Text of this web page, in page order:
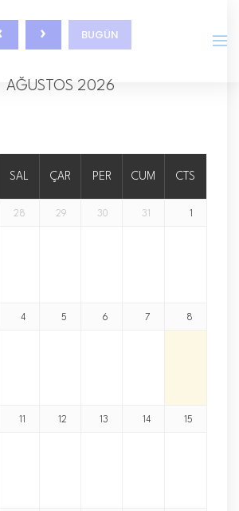
BUGÜN
AĞUSTOS 2026
SAL ÇAR PER CUM CTS
28 29 30 31 1
4 5 6 7 8
11 12 13 14 15